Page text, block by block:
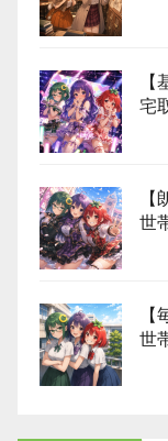
宅
世
世